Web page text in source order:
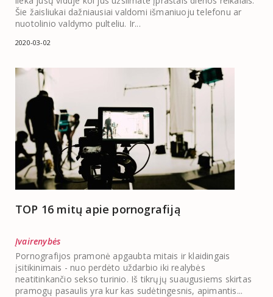
Šie žaisliukai dažniausiai valdomi išmaniuoju telefonu ar
nuotolinio valdymo pulteliu. Ir...
2020-03-02
TOP 16 mitų apie pornografiją
Įvairenybės
Pornografijos pramonė apgaubta mitais ir klaidingais
įsitikinimais - nuo perdėto uždarbio iki realybės
neatitinkančio sekso turinio. Iš tikrųjų suaugusiems skirtas
pramogų pasaulis yra kur kas sudėtingesnis, apimantis...